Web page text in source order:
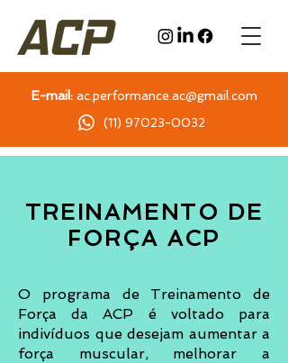
E-mail: ac.performance.ac@gmail.com
(11) 97023-0032
TREINAMENTO DE
FORÇA ACP
O programa de Treinamento de
Força da ACP é voltado para
indivíduos que desejam aumentar a
força muscular, melhorar a